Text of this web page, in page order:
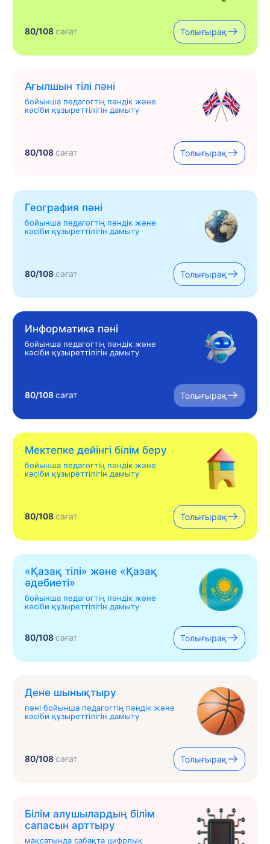
80/108сағат Толығырақ
Ағылшын тілі пәні
бойынша педагогтің пәндік және
кәсіби құзыреттілігін дамыту
80/108сағат Толығырақ
География пәні
бойынша педагогтің пәндік және
кәсіби құзыреттілігін дамыту
80/108сағат Толығырақ
Информатика пәні
бойынша педагогтің пәндік және
кәсіби құзыреттілігін дамыту
80/108сағат Толығырақ
Мектепке дейінгі білім беру
бойынша педагогтің пәндік және
кәсіби құзыреттілігін дамыту
80/108сағат Толығырақ
«Қазақ тілі» жəне «Қазақ
əдебиеті»
бойынша педагогтің пәндік және
кәсіби құзыреттілігін дамыту
80/108сағат Толығырақ
Дене шынықтыру
пәні бойынша педагогтің пәндік және
кәсіби құзыреттілігін дамыту
80/108сағат Толығырақ
Білім алушылардың білім
сапасын арттыру
мақсатында сабақта цифрлық